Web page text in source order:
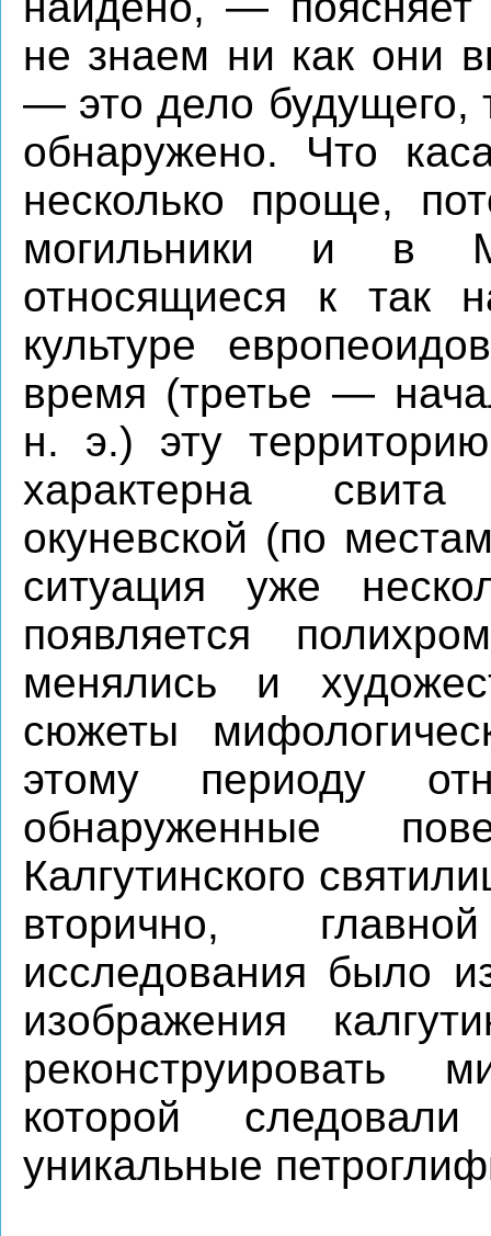
не знаем ни как они
— это дело будущего,
обнаружено. Что
несколько проще,
могильники и в
относящиеся к так
культуре
время (третье —
н. э.) эту
характерна свита
окуневской (по
ситуация уже
появляется
менялись и
сюжеты
этому периоду
обнаруженные
Калгутинского
вторично,
исследования было
изображения
реконструировать
которой
уникальные